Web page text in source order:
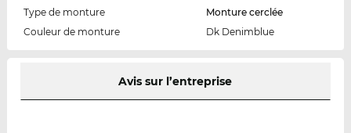
Type de monture
Monture cerclée
Couleur de monture
Dk Denimblue
Avis sur l’entreprise